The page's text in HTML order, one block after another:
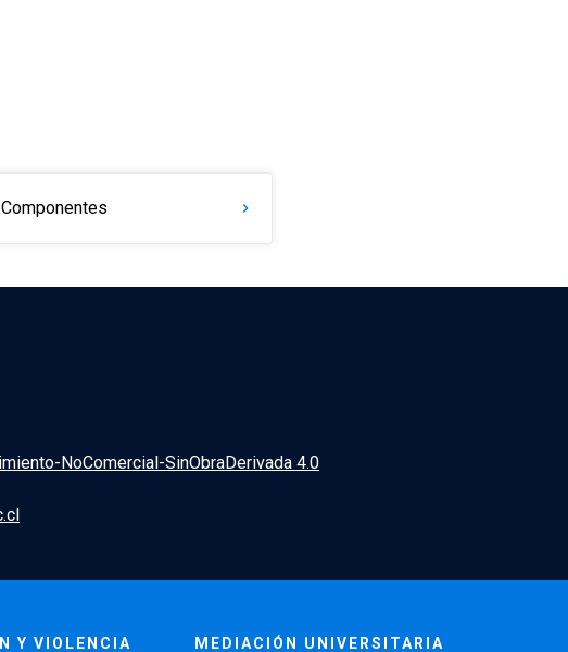
chevron_right
NoComercial-SinObraDerivada 4.0
Y VIOLENCIA MEDIACIÓN UNIVERSITARIA